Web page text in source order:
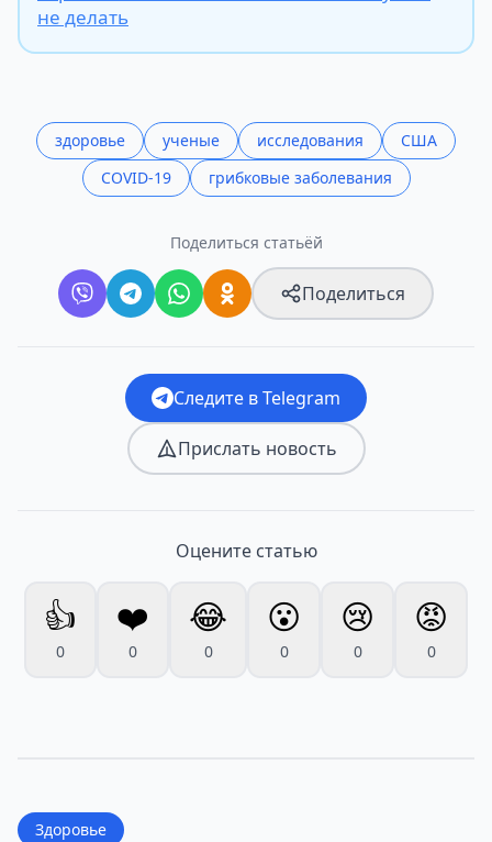
не делать
здоровье ученые исследования
США
COVID-19
грибковые заболевания
Поделиться статьёй
Поделиться
Следите в Telegram
Прислать новость
Оцените статью
👍
0
❤️
0
😂
0
😮
0
😢
0
😡
0
Здоровье